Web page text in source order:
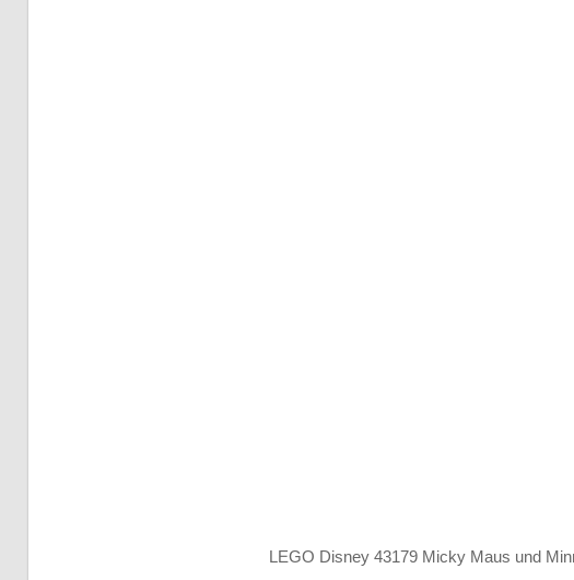
LEGO Disney 43179 Micky Maus und